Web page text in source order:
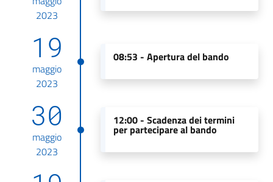
2023
19
maggio
2023
08:53 - Apertura del bando
30
maggio
2023
12:00 - Scadenza dei termini
per partecipare al bando